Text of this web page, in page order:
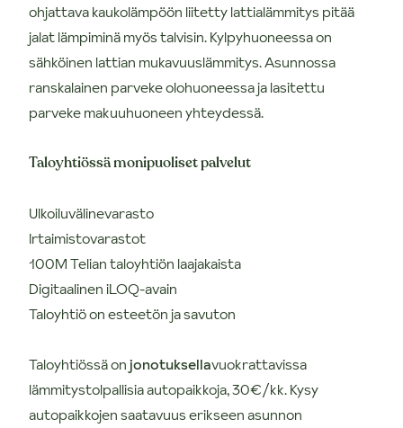
ohjattava kaukolämpöön liitetty lattialämmitys pitää
jalat lämpiminä myös talvisin. Kylpyhuoneessa on
sähköinen lattian mukavuuslämmitys. Asunnossa
ranskalainen parveke olohuoneessa ja lasitettu
parveke makuuhuoneen yhteydessä.
Taloyhtiössä monipuoliset palvelut
Ulkoiluvälinevarasto
Irtaimistovarastot
100M Telian taloyhtiön laajakaista
Digitaalinen iLOQ-avain
Taloyhtiö on esteetön ja savuton
Taloyhtiössä onjonotuksellavuokrattavissa
lämmitystolpallisia autopaikkoja, 30€/kk. Kysy
autopaikkojen saatavuus erikseen asunnon